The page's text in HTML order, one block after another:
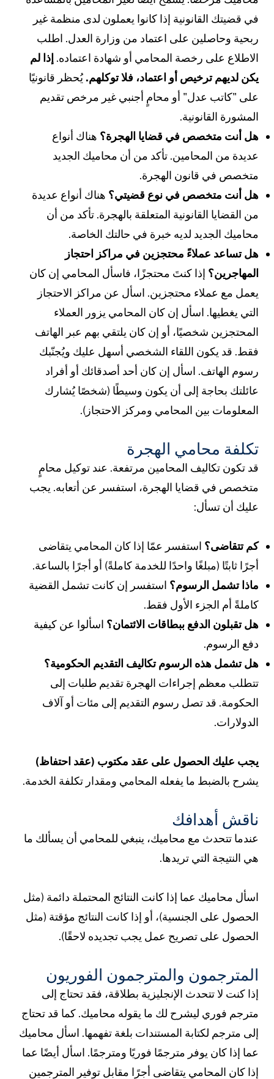
في قضيتك القانونية إذا كانوا يعملون لدى منظمة غير
ربحية وحاصلين على اعتماد من وزارة العدل. اطلب
الاطلاع على رخصة المحامي أو شهادة اعتماده.إذا لم
يكن لديهم ترخيص أو اعتماد، فلا توكلهم.يُحظر قانونيًا
على "كاتب عدل" أو محامٍ أجنبي غير مرخص تقديم
المشورة القانونية.
هل أنت متخصص في قضايا الهجرة؟هناك أنواع
عديدة من المحامين. تأكد من أن محاميك الجديد
متخصص في قانون الهجرة.
هل أنت متخصص في نوع قضيتي؟هناك أنواع عديدة
من القضايا القانونية المتعلقة بالهجرة. تأكد من أن
محاميك الجديد لديه خبرة في حالتك الخاصة.
هل تساعد عملاءً محتجزين في مراكز احتجاز
المهاجرين؟إذا كنتَ محتجزًا، فاسأل المحامي إن كان
يعمل مع عملاء محتجزين. اسأل عن مراكز الاحتجاز
التي يغطيها. اسأل إن كان المحامي يزور العملاء
المحتجزين شخصيًا، أو إن كان يلتقي بهم عبر الهاتف
فقط. قد يكون اللقاء الشخصي أسهل عليك ويُجنّبك
رسوم الهاتف. اسأل إن كان أحد أصدقائك أو أفراد
عائلتك بحاجة إلى أن يكون وسيطًا (شخصًا يُشارك
المعلومات بين المحامي ومركز الاحتجاز).
تكلفة محامي الهجرة
قد تكون تكاليف المحامين مرتفعة. عند توكيل محامٍ
متخصص في قضايا الهجرة، استفسر عن أتعابه. يجب
عليك أن تسأل:
كم تتقاضى؟استفسر عمّا إذا كان المحامي يتقاضى
أجرًا ثابتًا (مبلغًا واحدًا للخدمة كاملةً) أو أجرًا بالساعة.
ماذا تشمل الرسوم؟استفسر إن كانت تشمل القضية
كاملةً أم الجزء الأول فقط.
هل تقبلون الدفع ببطاقات الائتمان؟اسألوا عن كيفية
دفع الرسوم.
هل تشمل هذه الرسوم تكاليف التقديم الحكومية؟
تتطلب معظم إجراءات الهجرة تقديم طلبات إلى
الحكومة. قد تصل رسوم التقديم إلى مئات أو آلاف
الدولارات.
يجب عليك الحصول على عقد مكتوب (عقد احتفاظ)
يشرح بالضبط ما يفعله المحامي ومقدار تكلفة الخدمة.
ناقش أهدافك
عندما تتحدث مع محاميك،ينبغي للمحامي أن يسألك ما
هي النتيجة التي تريدها.
اسأل محاميك عما إذا كانت النتائج المحتملة دائمة (مثل
الحصول على الجنسية)، أو إذا كانت النتائج مؤقتة (مثل
الحصول على تصريح عمل يجب تجديده لاحقًا).
المترجمون والمترجمون الفوريون
إذا كنت لا تتحدث الإنجليزية بطلاقة، فقد تحتاج إلى
مترجم فوري ليشرح لك ما يقوله محاميك. كما قد تحتاج
إلى مترجم لكتابة المستندات بلغة تفهمها. اسأل محاميك
عما إذا كان يوفر مترجمًا فوريًا ومترجمًا. اسأل أيضًا عما
إذا كان المحامي يتقاضى أجرًا مقابل توفير المترجمين